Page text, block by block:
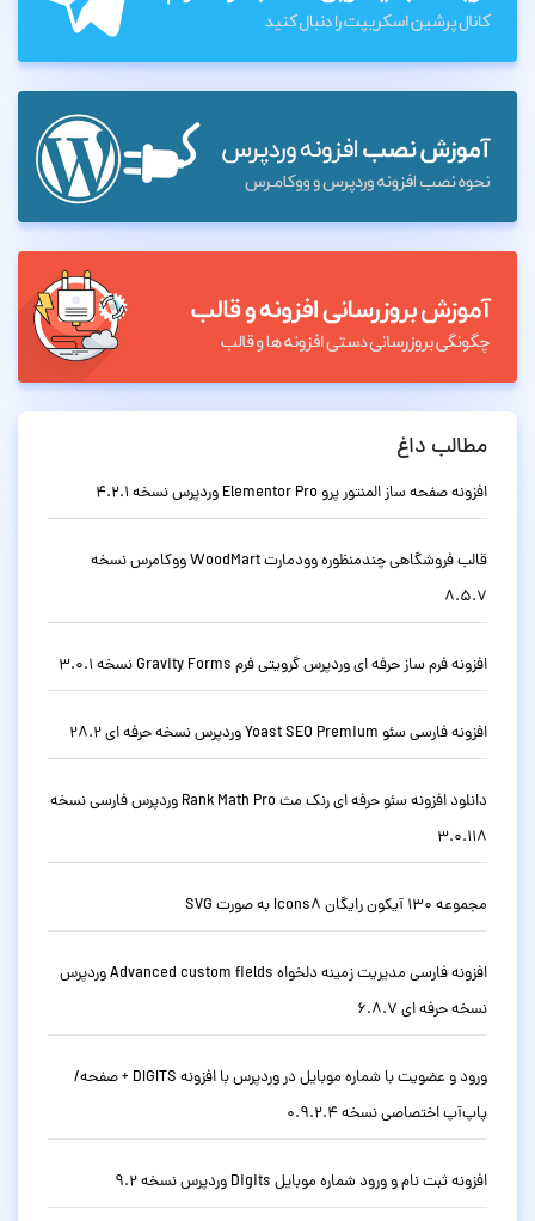
مطالب داغ
افزونه صفحه ساز المنتور پرو Elementor Pro وردپرس نسخه 4.2.1
قالب فروشگاهی چندمنظوره وودمارت WoodMart ووکامرس نسخه
8.5.7
افزونه فرم ساز حرفه ای وردپرس گرویتی فرم Gravity Forms نسخه 3.0.1
افزونه فارسی سئو Yoast SEO Premium وردپرس نسخه حرفه ای 28.2
دانلود افزونه سئو حرفه ای رنک مث Rank Math Pro وردپرس فارسی نسخه
3.0.118
مجموعه 130 آیکون رایگان Icons8 به صورت SVG
افزونه فارسی مدیریت زمینه دلخواه Advanced custom fields وردپرس
نسخه حرفه ای 6.8.7
ورود و عضویت با شماره موبایل در وردپرس با افزونه DIGITS + صفحه/
پاپ‌آپ اختصاصی نسخه 0.9.2.4
افزونه ثبت نام و ورود شماره موبایل Digits وردپرس نسخه 9.2